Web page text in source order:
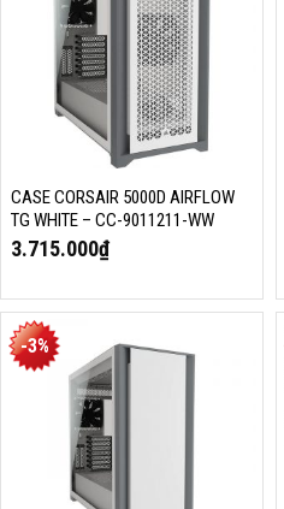
CASE CORSAIR 5000D AIRFLOW
TG WHITE – CC-9011211-WW
3.715.000₫
-3%